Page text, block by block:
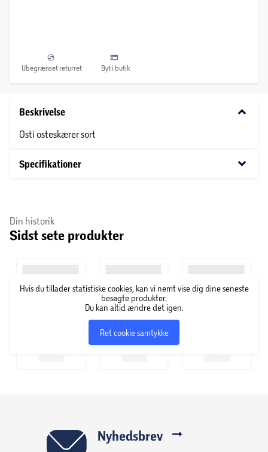
Ubegrænset returret Byt i butik
Beskrivelse keyboard_arrow_down
Osti osteskærer sort
Specifikationer keyboard_arrow_down
Din historik
Sidst sete produkter
Hvis du tillader statistiske cookies, kan vi nemt vise dig dine seneste
besøgte produkter.
Du kan altid ændre det igen.
Ret cookie samtykke
Nyhedsbrev